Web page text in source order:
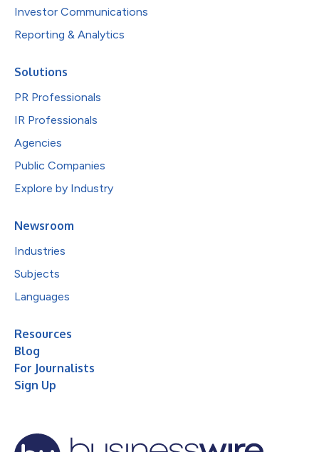
Investor Communications
Reporting & Analytics
Solutions
PR Professionals
IR Professionals
Agencies
Public Companies
Explore by Industry
Newsroom
Industries
Subjects
Languages
Resources
Blog
For Journalists
Sign Up